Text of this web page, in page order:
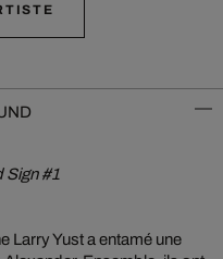
Sign #1
Larry Yust a entamé une